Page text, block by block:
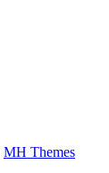
MH Themes